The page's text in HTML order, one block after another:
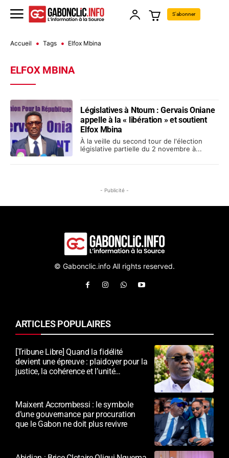
S'abonner
Accueil Tags Elfox Mbina
ELFOX MBINA
Législatives à Ntoum : Gervais Oniane
appelle à la « libération » et soutient
Elfox Mbina
À la veille du second tour de l'élection
législative partielle du 2 novembre à...
- Publicité -
© Gabonclic.info All rights reserved.
ARTICLES POPULAIRES
[Tribune Libre] Quand la fidélité
devient une épreuve : plaidoyer pour la
justice, la cohérence et l’unité
Maixent Accrombessi : le symbole
d’une gouvernance par procuration
que le Gabon ne doit plus revivre